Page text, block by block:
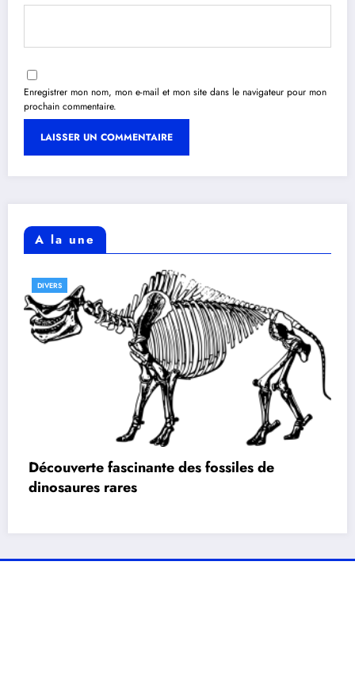
Enregistrer mon nom, mon e-mail et mon site dans le navigateur pour mon
prochain commentaire.
A la une
DIVERS
Découverte fascinante des fossiles de
dinosaures rares